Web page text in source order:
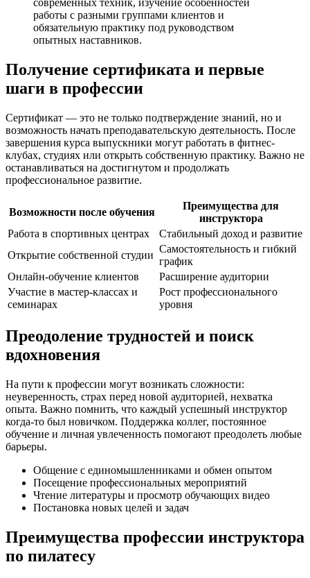
современных техник, изучение особенностей
работы с разными группами клиентов и
обязательную практику под руководством
опытных наставников.
Получение сертификата и первые
шаги в профессии
Сертификат — это не только подтверждение знаний, но и
возможность начать преподавательскую деятельность. После
завершения курса выпускники могут работать в фитнес-
клубах, студиях или открыть собственную практику. Важно не
останавливаться на достигнутом и продолжать
профессиональное развитие.
Возможности после обучения
Преимущества для
инструктора
Работа в спортивных центрах
Стабильный доход и развитие
Открытие собственной студии
Самостоятельность и гибкий
график
Онлайн-обучение клиентов
Расширение аудитории
Участие в мастер-классах и
семинарах
Рост профессионального
уровня
Преодоление трудностей и поиск
вдохновения
На пути к профессии могут возникать сложности:
неуверенность, страх перед новой аудиторией, нехватка
опыта. Важно помнить, что каждый успешный инструктор
когда-то был новичком. Поддержка коллег, постоянное
обучение и личная увлеченность помогают преодолеть любые
барьеры.
Общение с единомышленниками и обмен опытом
Посещение профессиональных мероприятий
Чтение литературы и просмотр обучающих видео
Постановка новых целей и задач
Преимущества профессии инструктора
по пилатесу